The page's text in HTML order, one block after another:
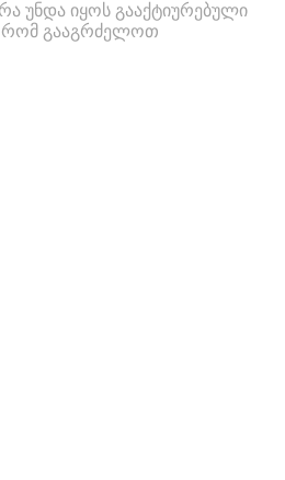
უნდა იყოს გააქტიურებული
რომ გააგრძელოთ